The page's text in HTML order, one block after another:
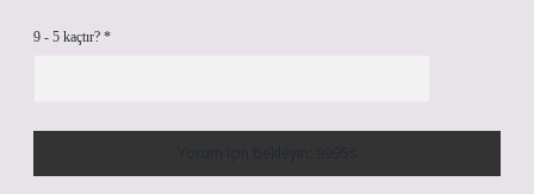
9 - 5 kaçtır? *